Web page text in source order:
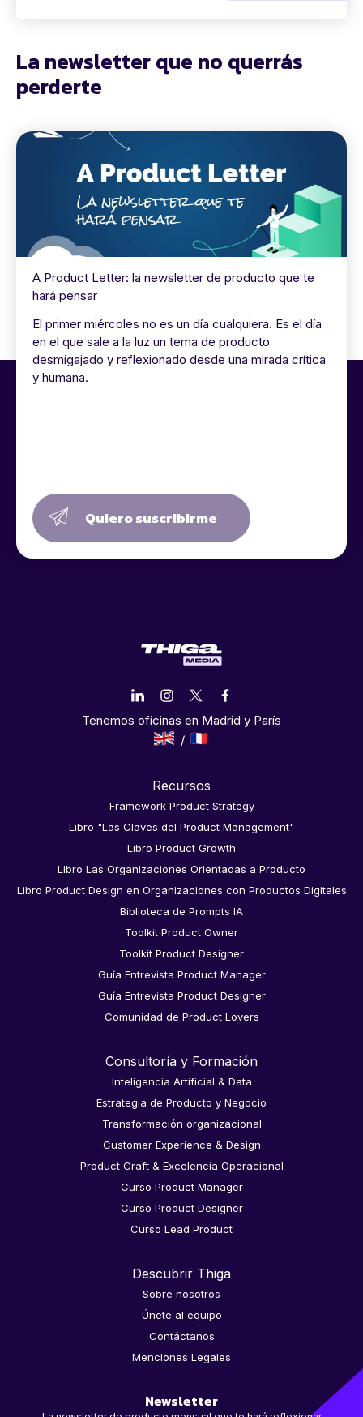
La newsletter que no querrás
perderte
A Product Letter: la newsletter de producto que te
hará pensar
El primer miércoles no es un día cualquiera. Es el día
en el que sale a la luz un tema de producto
desmigajado y reflexionado desde una mirada crítica
y humana.
Quiero suscribirme
Tenemos oficinas en Madrid y París
Recursos
Framework Product Strategy
Libro "Las Claves del Product Management"
Libro Product Growth
Libro Las Organizaciones Orientadas a Producto
Libro Product Design en Organizaciones con Productos Digitales
Biblioteca de Prompts IA
Toolkit Product Owner
Toolkit Product Designer
Guía Entrevista Product Manager
Guía Entrevista Product Designer
Comunidad de Product Lovers
Consultoría y Formación
Inteligencia Artificial & Data
Estrategia de Producto y Negocio
Transformación organizacional
Customer Experience & Design
Product Craft & Excelencia Operacional
Curso Product Manager
Curso Product Designer
Curso Lead Product
Descubrir Thiga
Sobre nosotros
Únete al equipo
Contáctanos
Menciones Legales
Newsletter